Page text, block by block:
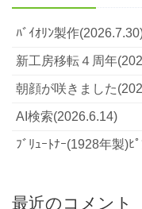
ﾊﾞｲｵﾘﾝ製作
新工房移転４周年
朝顔が咲きました
AI検索(2026.6.14)
ﾌﾞﾘｭｰﾄﾅｰ(1928年製)ﾋ
最近のコメント